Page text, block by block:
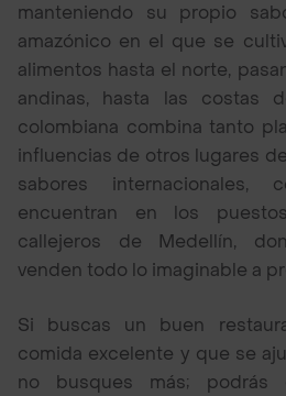
manteniendo su propio
amazónico en el que se
alimentos hasta el norte,
andinas, hasta las costas
colombiana combina tanto
influencias de otros lugares
sabores
encuentran en los
callejeros de Medellín,
venden todo lo imaginable a
Si buscas un buen
comida excelente y que se
no busques más; podrás